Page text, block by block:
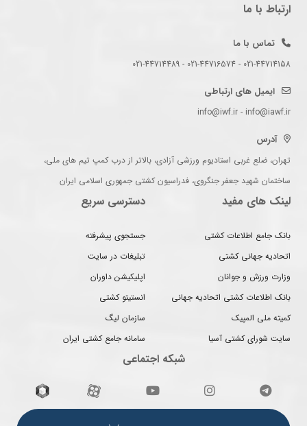
ارتباط با ما
تماس با ما
021-44714158 - 021-44716574 - 021-44714489
ایمیل های ارتباطی
info@iwf.ir - info@iawf.ir
آدرس
تهران، ضلع غربی استادیوم ورزشی آزادی، بالاتر از درب کمپ تیم های ملی،
ساختمان شهید جعفر جنگروی، فدراسیون کشتی جمهوری اسلامی ایران
لینک های مفید
بانک جامع اطلاعات کشتی
اتحادیه جهانی کشتی
وزارت ورزش و جوانان
بانک اطلاعات کشتی اتحادیه جهانی
کمیته ملی المپیک
سایت شورای کشتی آسیا
دسترسی سریع
جستجوی پیشرفته
تبلیغات در سایت
اپلیکیشن داوران
انستیتو کشتی
سازمان لیگ
سامانه جامع کشتی ایران
شبکه اجتماعی